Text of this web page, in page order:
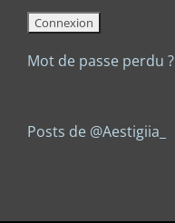
Mot de passe perdu ?
Posts de @Aestigiia_